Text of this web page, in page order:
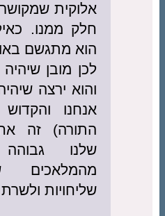
אלוקית
חלק ממנו.
הוא מתגשם
לכן מובן
והוא ירצה
אנחנו
התורה) זה
שלנו
מהמלאכים
שליחויות ולשרת